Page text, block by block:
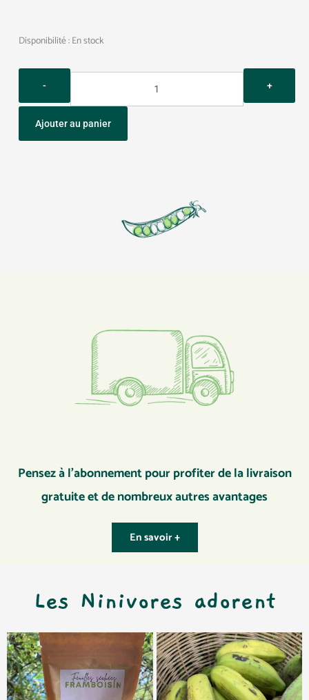
Disponibilité :En stock
Quantity
Ajouter au panier
Pensez à l’abonnement pour profiter de la livraison
gratuite et de nombreux autres avantages
En savoir +
Les Ninivores adorent